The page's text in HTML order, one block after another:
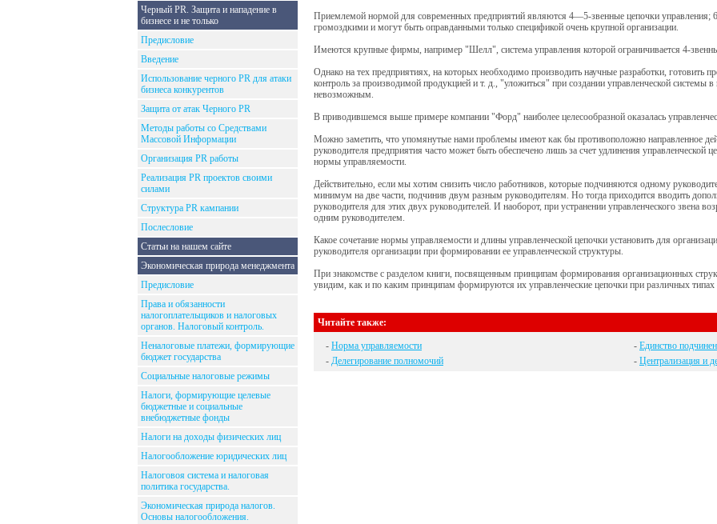
Черный PR. Защита и нападение в
бизнесе и не только
Предисловие
Введение
Использование черного PR для атаки
бизнеса конкурентов
Защита от атак Черного PR
Методы работы со Средствами
Массовой Информации
Организация PR работы
Реализация PR проектов своими
силами
Структура PR кампании
Послесловие
Статьи на нашем сайте
Экономическая природа менеджмента
Предисловие
Права и обязанности
налогоплательщиков и налоговых
органов. Налоговый контроль.
Неналоговые платежи, формирующие
бюджет государства
Социальные налоговые режимы
Налоги, формирующие целевые
бюджетные и социальные
внебюджетные фонды
Налоги на доходы физических лиц
Налогообложение юридических лиц
Налоговоя система и налоговая
политика государства.
Экономическая природа налогов.
Основы налогообложения.
Приемлемой нормой для современных предприятий являются 4—5-звенные цепочки управления;
громоздкими и могут быть оправданными только спецификой очень крупной организации.
Имеются крупные фирмы, например "Шелл", система управления которой ограничивается 4-
Однако на тех предприятиях, на которых необходимо производить научные разработки, готовить
контроль за производимой продукцией и т. д., "уложиться" при создании управленческой системы
невозможным.
В приводившемся выше примере компании "Форд" наиболее целесообразной оказалась
Можно заметить, что упомянутые нами проблемы имеют как бы противоположно направленное
руководителя предприятия часто может быть обеспечено лишь за счет удлинения управленческой
нормы управляемости.
Действительно, если мы хотим снизить число работников, которые подчиняются одному
минимум на две части, подчинив двум разным руководителям. Но тогда приходится вводить
руководителя для этих двух руководителей. И наоборот, при устранении управленческого звена
одним руководителем.
Какое сочетание нормы управляемости и длины управленческой цепочки установить для
руководителя организации при формировании ее управленческой структуры.
При знакомстве с разделом книги, посвященным принципам формирования организационных
увидим, как и по каким принципам формируются их управленческие цепочки при различных типах
Читайте также:
- Норма управляемости
- Делегирование полномочий
- Единство
- Централизация и